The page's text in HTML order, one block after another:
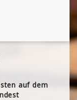
auf dem